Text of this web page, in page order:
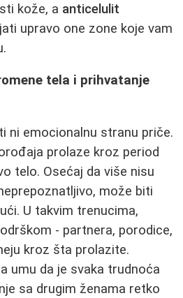
kože, a anticelulit
upravo one zone koje vam
tela i prihvatanje
ni emocionalnu stranu priče.
prolaze kroz period
telo. Osećaj da više nisu
može biti
U takvim trenucima,
- partnera, porodice,
kroz šta prolazite.
umu da je svaka trudnoća
sa drugim ženama retko